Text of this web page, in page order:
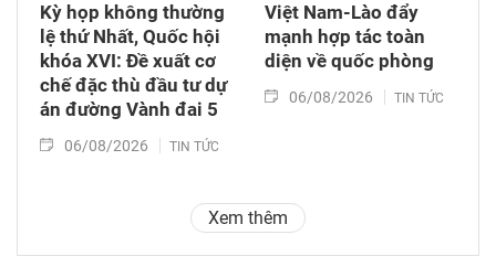
Kỳ họp không thường
lệ thứ Nhất, Quốc hội
khóa XVI: Đề xuất cơ
chế đặc thù đầu tư dự
án đường Vành đai 5
06/08/2026 TIN TỨC
Việt Nam-Lào đẩy
mạnh hợp tác toàn
diện về quốc phòng
06/08/2026 TIN TỨC
Xem thêm